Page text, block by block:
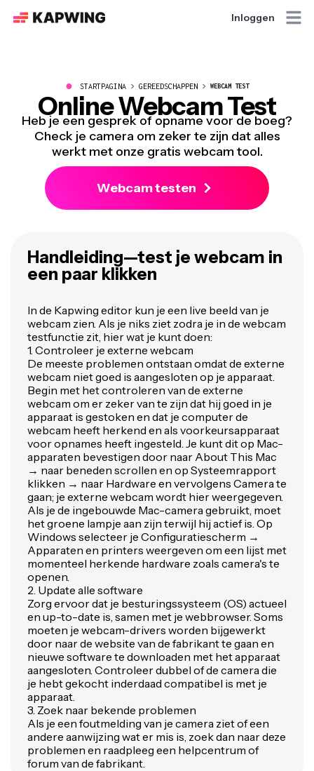
Inloggen
● STARTPAGINA GEREEDSCHAPPEN WEBCAM TEST
Online Webcam Test
Heb je een gesprek of opname voor de boeg?
Check je camera om zeker te zijn dat alles
werkt met onze gratis webcam tool.
Webcam testen
Handleiding—test je webcam in
een paar klikken
In de Kapwing editor kun je een live beeld van je
webcam zien. Als je niks ziet zodra je in de webcam
testfunctie zit, hier wat je kunt doen:
1. Controleer je externe webcam
De meeste problemen ontstaan omdat de externe
webcam niet goed is aangesloten op je apparaat.
Begin met het controleren van de externe
webcam om er zeker van te zijn dat hij goed in je
apparaat is gestoken en dat je computer de
webcam heeft herkend en als voorkeursapparaat
voor opnames heeft ingesteld. Je kunt dit op Mac-
apparaten bevestigen door naar About This Mac
→ naar beneden scrollen en op Systeemrapport
klikken → naar Hardware en vervolgens Camera te
gaan; je externe webcam wordt hier weergegeven.
Als je de ingebouwde Mac-camera gebruikt, moet
het groene lampje aan zijn terwijl hij actief is. Op
Windows selecteer je Configuratiescherm →
Apparaten en printers weergeven om een lijst met
momenteel herkende hardware zoals camera's te
openen.
2. Update alle software
Zorg ervoor dat je besturingssysteem (OS) actueel
en up-to-date is, samen met je webbrowser. Soms
moeten je webcam-drivers worden bijgewerkt
door naar de website van de fabrikant te gaan en
nieuwe software te downloaden met het apparaat
aangesloten. Controleer dubbel of de camera die
je hebt gekocht inderdaad compatibel is met je
apparaat.
3. Zoek naar bekende problemen
Als je een foutmelding van je camera ziet of een
andere aanwijzing wat er mis is, zoek dan naar deze
problemen en raadpleeg een helpcentrum of
forum van de fabrikant.